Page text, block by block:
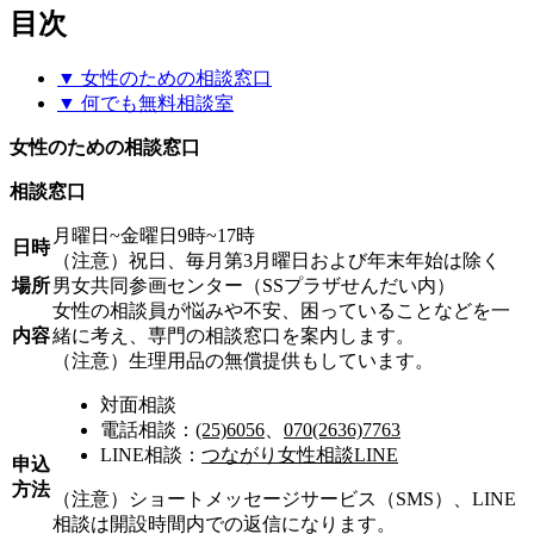
目次
▼ 女性のための相談窓口
▼ 何でも無料相談室
女性のための相談窓口
相談窓口
日時
月曜日~金曜日9時~17時
（注意）祝日、毎月第3月曜日および年末年始は除く
場所男女共同参画センター（SSプラザせんだい内）
内容
女性の相談員が悩みや不安、困っていることなどを一
緒に考え、専門の相談窓口を案内します。
（注意）生理用品の無償提供もしています。
申込
方法
対面相談
電話相談： (25)6056
070(2636)7763
LINE相談： つながり女性相談LINE
（注意）ショートメッセージサービス（SMS）、LINE
相談は開設時間内での返信になります。